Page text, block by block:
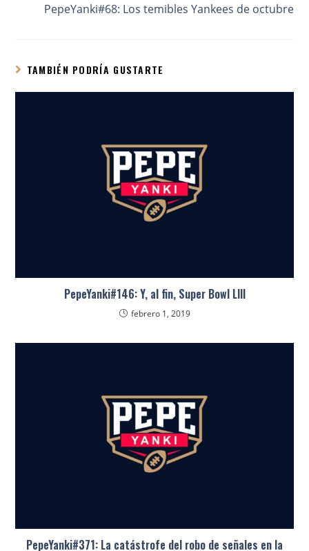
PepeYanki#68: Los temibles Yankees de octubre
TAMBIÉN PODRÍA GUSTARTE
PepeYanki#146: Y, al fin, Super Bowl LIII
febrero 1, 2019
PepeYanki#371: La catástrofe del robo de señales en la